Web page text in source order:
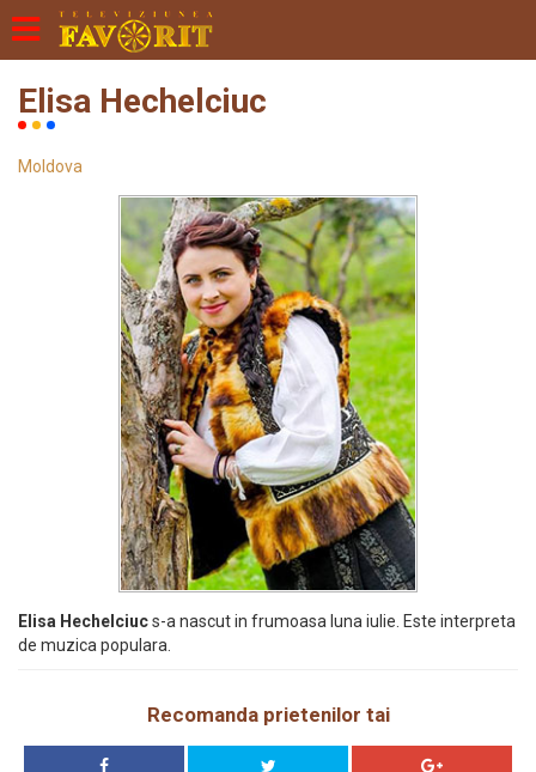
Elisa Hechelciuc
Moldova
Elisa Hechelciucs-a nascut in frumoasa luna iulie. Este interpreta
de muzica populara.
Recomanda prietenilor tai